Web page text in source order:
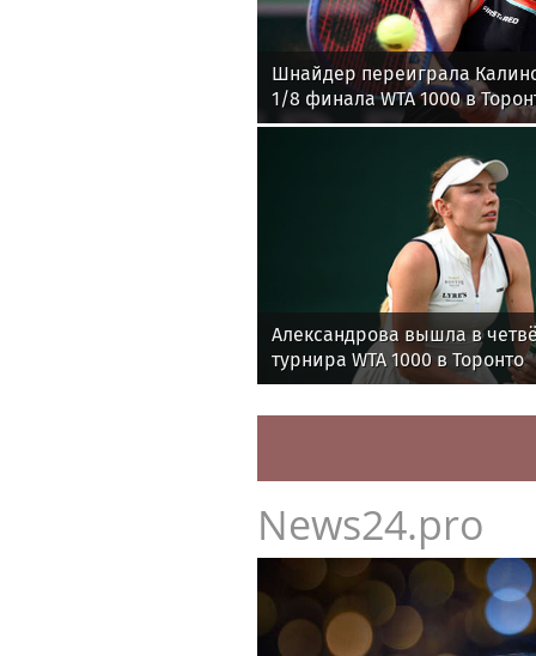
Шнайдер переиграла
1/8 финала WTA 1000 в
Александрова вышла в
турнира WTA 1000 в Торонто
News24.pro